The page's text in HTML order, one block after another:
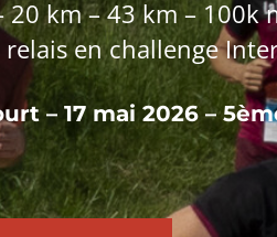
20 km – 43 km – 100k
en challenge
– 17 mai 2026 – 5